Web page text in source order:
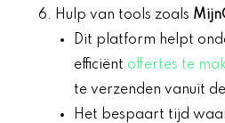
Hulp van tools zoals
Dit platform helpt
efficiënt offertes te
te verzenden vanuit
Het bespaart tijd